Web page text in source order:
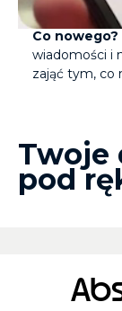
Usprawnij
Co nowego?
wiadomości i
zająć tym, co
Twoje
pod